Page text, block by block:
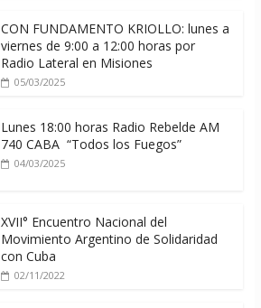
CON FUNDAMENTO KRIOLLO: lunes a
viernes de 9:00 a 12:00 horas por
Radio Lateral en Misiones
05/03/2025
Lunes 18:00 horas Radio Rebelde AM
740 CABA “Todos los Fuegos”
04/03/2025
XVII° Encuentro Nacional del
Movimiento Argentino de Solidaridad
con Cuba
02/11/2022